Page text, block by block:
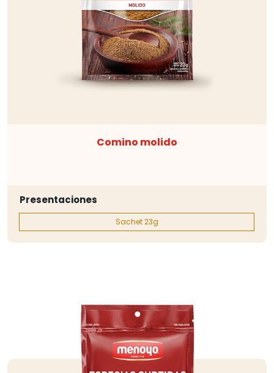
Comino molido
Presentaciones
Sachet 23g